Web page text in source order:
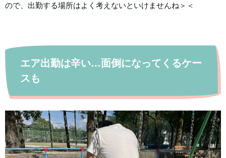
ので、出勤する場所はよく考えないといけませんね＞＜
エア出勤は辛い…面倒になってくるケー
スも